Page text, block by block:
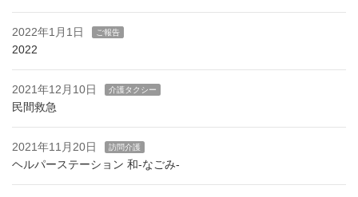
2022年1月1日 ご報告
2022
2021年12月10日 介護タクシー
民間救急
2021年11月20日 訪問介護
ヘルパーステーション 和-なごみ-